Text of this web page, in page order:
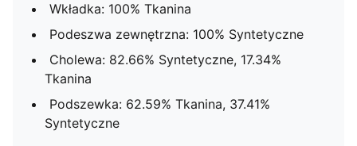
Wkładka: 100% Tkanina
Podeszwa zewnętrzna: 100% Syntetyczne
Cholewa: 82.66% Syntetyczne, 17.34%
Tkanina
Podszewka: 62.59% Tkanina, 37.41%
Syntetyczne